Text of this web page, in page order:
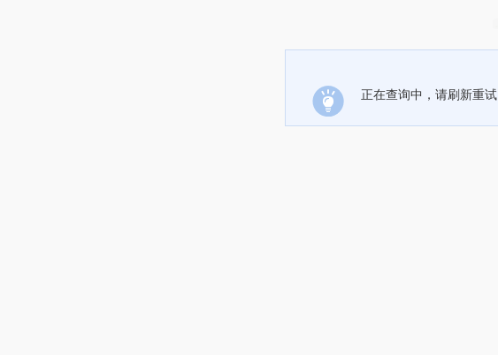
正在查询中，请刷新重试